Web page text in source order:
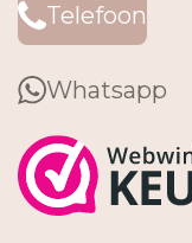
Telefoon
Whatsapp